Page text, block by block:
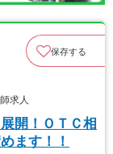
保存する
求人
開！ＯＴＣ相
ます！！